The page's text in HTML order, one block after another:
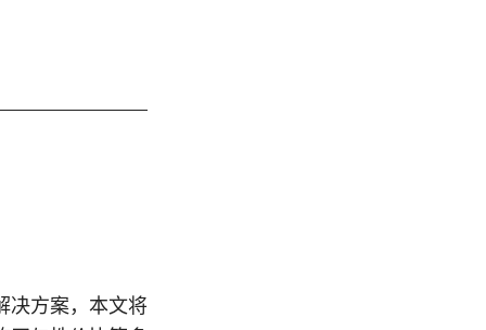
决方案，本文将